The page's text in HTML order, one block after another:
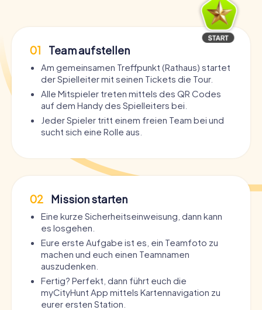
01 Team aufstellen
Am gemeinsamen Treffpunkt (Rathaus) startet
der Spielleiter mit seinen Tickets die Tour.
Alle Mitspieler treten mittels des QR Codes
auf dem Handy des Spielleiters bei.
Jeder Spieler tritt einem freien Team bei und
sucht sich eine Rolle aus.
02 Mission starten
Eine kurze Sicherheitseinweisung, dann kann
es losgehen.
Eure erste Aufgabe ist es, ein Teamfoto zu
machen und euch einen Teamnamen
auszudenken.
Fertig? Perfekt, dann führt euch die
myCityHunt App mittels Kartennavigation zu
eurer ersten Station.